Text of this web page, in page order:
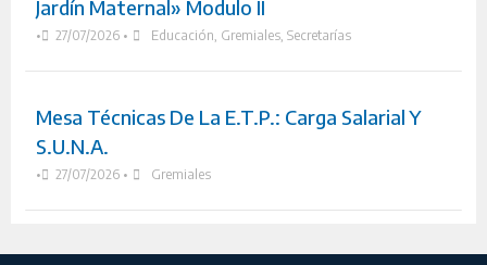
Jardín Maternal» Modulo II
• 27/07/2026 • Educación Gremiales, Secretarías
Mesa Técnicas De La E.T.P.: Carga Salarial Y
S.U.N.A.
• 27/07/2026 • Gremiales